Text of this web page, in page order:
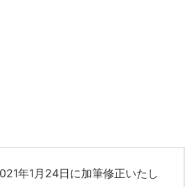
年1月24日に加筆修正いたし